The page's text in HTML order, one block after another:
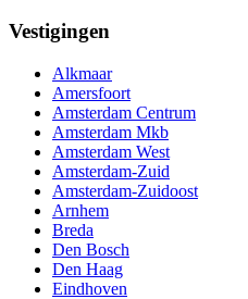
Vestigingen
Alkmaar
Amersfoort
Amsterdam Centrum
Amsterdam Mkb
Amsterdam West
Amsterdam-Zuid
Amsterdam-Zuidoost
Arnhem
Breda
Den Bosch
Den Haag
Eindhoven